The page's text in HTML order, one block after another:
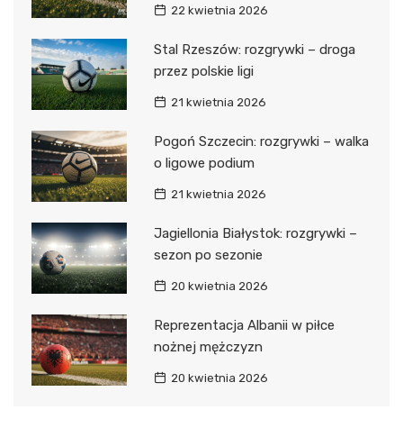
22 kwietnia 2026
Stal Rzeszów: rozgrywki – droga
przez polskie ligi
21 kwietnia 2026
Pogoń Szczecin: rozgrywki – walka
o ligowe podium
21 kwietnia 2026
Jagiellonia Białystok: rozgrywki –
sezon po sezonie
20 kwietnia 2026
Reprezentacja Albanii w piłce
nożnej mężczyzn
20 kwietnia 2026